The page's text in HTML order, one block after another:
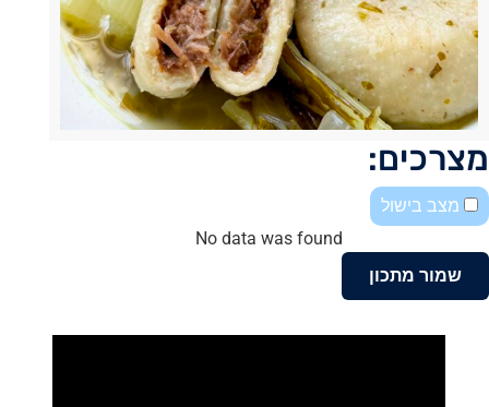
מצרכים:
מצב בישול
No data was found
שמור מתכון